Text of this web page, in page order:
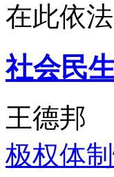
在此依
社会民
王德邦
极权体